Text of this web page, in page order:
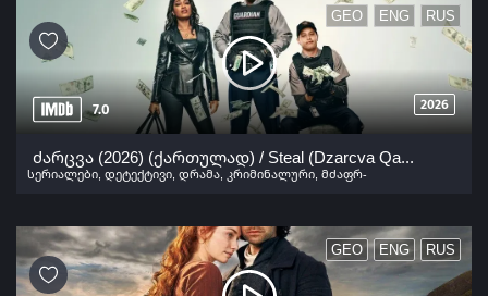
7.0 2026
GEO ENG RUS
ძარცვა (2026) (ქართულად) / Steal (Dzarcva Qartulad) ქართულად 2026
სერიალები დეტექტივი დრამა, კრიმინალური მძაფრ-
სიუჟეტიანი
GEO ENG RUS